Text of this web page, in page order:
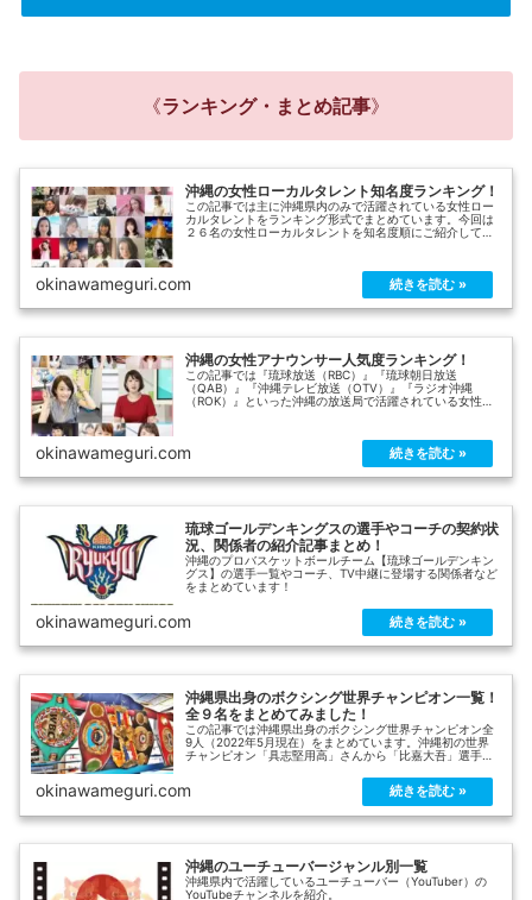
《ランキング・まとめ記事》
沖縄の女性ローカルタレント知名度ランキング！
この記事では主に沖縄県内のみで活躍されている女性ロー
カルタレントをランキング形式でまとめています。今回は
２６名の女性ローカルタレントを知名度順にご紹介してい
okinawameguri.com
沖縄の女性アナウンサー人気度ランキング！
この記事では『琉球放送（RBC）』『琉球朝日放送
（QAB）』『沖縄テレビ放送（OTV）』『ラジオ沖縄
（ROK）』といった沖縄の放送局で活躍されている女性ア
okinawameguri.com
琉球ゴールデンキングスの選手やコーチの契約状
況、関係者の紹介記事まとめ！
沖縄のプロバスケットボールチーム【琉球ゴールデンキン
グス】の選手一覧やコーチ、TV中継に登場する関係者など
をまとめています！
okinawameguri.com
沖縄県出身のボクシング世界チャンピオン一覧！
全９名をまとめてみました！
この記事では沖縄県出身のボクシング世界チャンピオン全
9人（2022年5月現在）をまとめています。沖縄初の世界
チャンピオン「具志堅用高」さんから「比嘉大吾」選手ま
合動画などを交えて紹介しています！
okinawameguri.com
沖縄のユーチューバージャンル別一覧
沖縄県内で活躍しているユーチューバー（YouTuber）の
YouTubeチャンネルを紹介。